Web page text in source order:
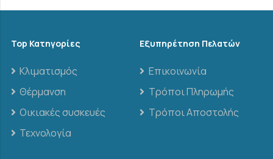
Top Κατηγορίες
Κλιματισμός
Θέρμανση
Οικιακές συσκευές
Τεχνολογία
Εξυπηρέτηση Πελατών
Επικοινωνία
Τρόποι Πληρωμής
Τρόποι Αποστολής